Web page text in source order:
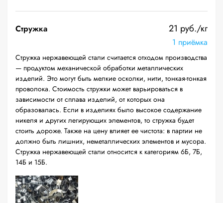
Стружка 21 руб./кг
1 приёмка
Стружка нержавеющей стали считается отходом производства
— продуктом механической обработки металлических
изделий. Это могут быть мелкие осколки, нити, тонкая-тонкая
проволока. Стоимость стружки может варьироваться в
зависимости от сплава изделий, от которых она
образовалась. Если в изделиях было высокое содержание
никеля и других легирующих элементов, то стружка будет
стоить дороже. Также на цену влияет ее чистота: в партии не
должно быть лишних, неметаллических элементов и мусора.
Стружка нержавеющей стали относится к категориям 6Б, 7Б,
14Б и 15Б.